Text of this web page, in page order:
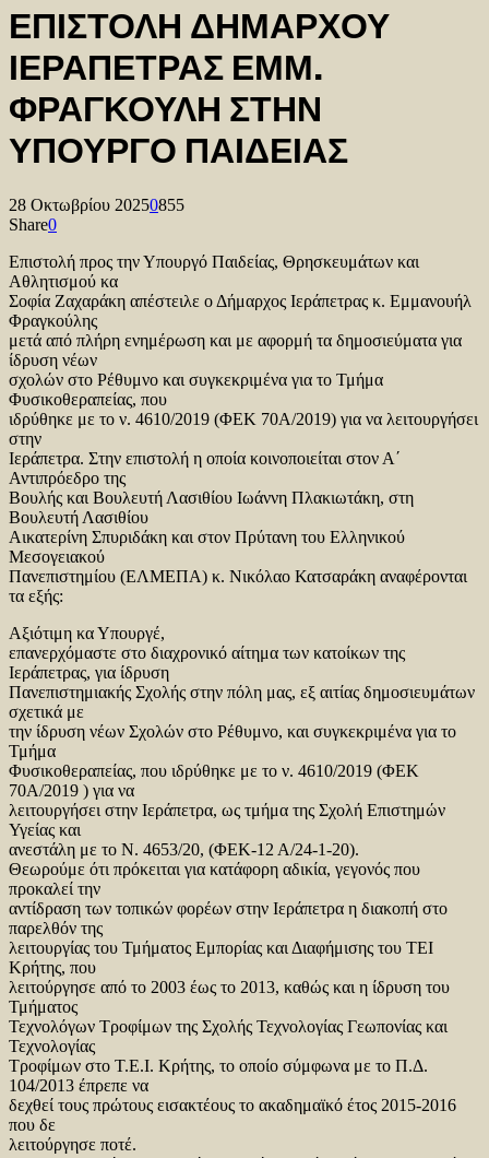
ΕΠΙΣΤΟΛΗ ΔΗΜΑΡΧΟΥ
ΙΕΡΑΠΕΤΡΑΣ ΕΜΜ.
ΦΡΑΓΚΟΥΛΗ ΣΤΗΝ
ΥΠΟΥΡΓΟ ΠΑΙΔΕΙΑΣ
28 Οκτωβρίου 20250855
Share0
Επιστολή προς την Υπουργό Παιδείας, Θρησκευμάτων και
Αθλητισμού κα
Σοφία Ζαχαράκη απέστειλε ο Δήμαρχος Ιεράπετρας κ. Εμμανουήλ
Φραγκούλης
μετά από πλήρη ενημέρωση και με αφορμή τα δημοσιεύματα για
ίδρυση νέων
σχολών στο Ρέθυμνο και συγκεκριμένα για το Τμήμα
Φυσικοθεραπείας, που
ιδρύθηκε με το ν. 4610/2019 (ΦΕΚ 70Α/2019) για να λειτουργήσει
στην
Ιεράπετρα. Στην επιστολή η οποία κοινοποιείται στον Α΄
Αντιπρόεδρο της
Βουλής και Βουλευτή Λασιθίου Ιωάννη Πλακιωτάκη, στη
Βουλευτή Λασιθίου
Αικατερίνη Σπυριδάκη και στον Πρύτανη του Ελληνικού
Μεσογειακού
Πανεπιστημίου (ΕΛΜΕΠΑ) κ. Νικόλαο Κατσαράκη αναφέρονται
τα εξής:
Αξιότιμη κα Υπουργέ,
επανερχόμαστε στο διαχρονικό αίτημα των κατοίκων της
Ιεράπετρας, για ίδρυση
Πανεπιστημιακής Σχολής στην πόλη μας, εξ αιτίας δημοσιευμάτων
σχετικά με
την ίδρυση νέων Σχολών στο Ρέθυμνο, και συγκεκριμένα για το
Τμήμα
Φυσικοθεραπείας, που ιδρύθηκε με το ν. 4610/2019 (ΦΕΚ
70Α/2019 ) για να
λειτουργήσει στην Ιεράπετρα, ως τμήμα της Σχολή Επιστημών
Υγείας και
ανεστάλη με το Ν. 4653/20, (ΦΕΚ-12 Α/24-1-20).
Θεωρούμε ότι πρόκειται για κατάφορη αδικία, γεγονός που
προκαλεί την
αντίδραση των τοπικών φορέων στην Ιεράπετρα η διακοπή στο
παρελθόν της
λειτουργίας του Τμήματος Εμπορίας και Διαφήμισης του ΤΕΙ
Κρήτης, που
λειτούργησε από το 2003 έως το 2013, καθώς και η ίδρυση του
Τμήματος
Τεχνολόγων Τροφίμων της Σχολής Τεχνολογίας Γεωπονίας και
Τεχνολογίας
Τροφίμων στο Τ.Ε.Ι. Κρήτης, το οποίο σύμφωνα με το Π.Δ.
104/2013 έπρεπε να
δεχθεί τους πρώτους εισακτέους το ακαδημαϊκό έτος 2015-2016
που δε
λειτούργησε ποτέ.